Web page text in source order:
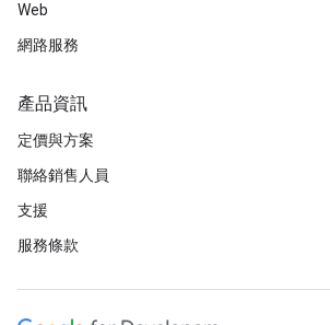
Web
網路服務
產品資訊
定價與方案
聯絡銷售人員
支援
服務條款